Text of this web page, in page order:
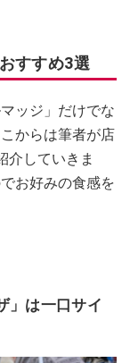
すすめ3選
ッジ」だけでな
からは筆者が店
介していきま
お好みの食感を
」は一口サイ